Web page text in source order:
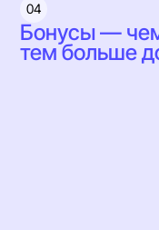
04
Бонусы —
тем больше